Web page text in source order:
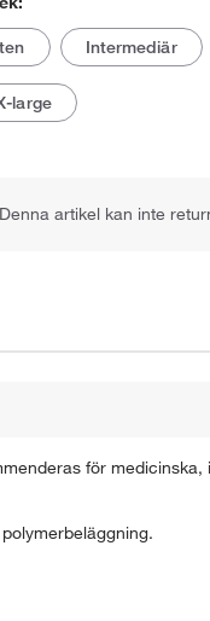
Intermediär
large
Denna artikel kan inte
för